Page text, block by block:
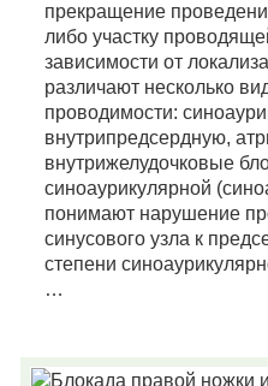
прекращение
либо участку
зависимости от
различают несколько
проводимости:
внутрипредсердную,
внутрижелудочковые
синоаурикулярной
понимают нарушение
синусового узла к
степени
…